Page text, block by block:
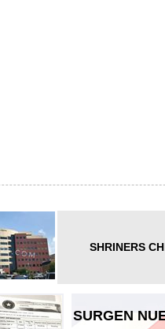
SHRINERS
SURGEN